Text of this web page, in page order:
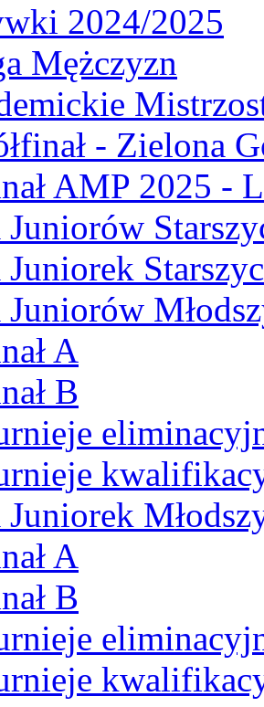
2024/2025
Mężczyzn
- Zielona
AMP 2025 -
A
B
A
B